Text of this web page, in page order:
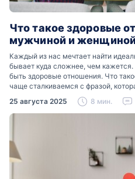
Что такое здоровые
мужчиной и женщиной
Каждый из нас мечтает найти
бывает куда сложнее, чем
быть здоровые отношения. Что
чаще сталкиваемся с фразой,
отношения». Что именно
25 августа 2025 8 мин.